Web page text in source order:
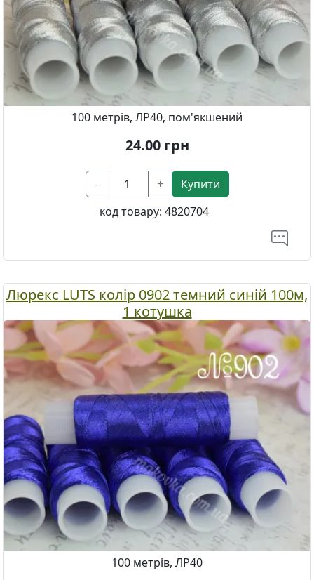
100 метрів, ЛР40, пом'якшений
24.00грн
- +
Купити
код товару: 4820704
Люрекс LUTS колір 0902 темний синій 100м,
1 котушка
100 метрів, ЛР40